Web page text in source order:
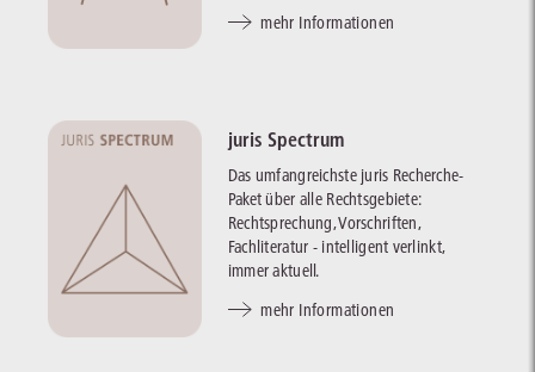
mehr Informationen
juris Spectrum
Das umfangreichste juris Recherche-
Paket über alle Rechtsgebiete:
Rechtsprechung, Vorschriften,
Fachliteratur - intelligent verlinkt,
immer aktuell.
mehr Informationen